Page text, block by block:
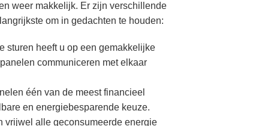
weer makkelijk. Er zijn verschillende
om in gedachten te houden:
sturen heeft u op een gemakkelijke
communiceren met elkaar
één van de meest financieel
en energiebesparende keuze.
vrijwel alle geconsumeerde energie